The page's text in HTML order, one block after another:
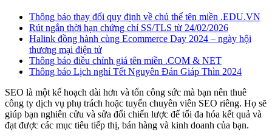
Thông báo thay đổi quy định về chủ thể tên miền .EDU.VN
Rút ngắn thời hạn chứng chỉ SS/TLS từ 24/02/2026
Halink đồng hành cùng Ecommerce Day 2024 – ngày hội
thương mại điện tử
Thông báo điều chỉnh giá tên miền .COM & NET
Thông báo Lịch nghỉ Tết Nguyên Đán Giáp Thìn 2024
SEO là một kế hoạch dài hơn và tốn công sức mà bạn nên thuê
công ty dịch vụ phụ trách hoặc tuyển chuyên viên SEO riêng. Họ sẽ
giúp bạn nghiên cửu và sửa đổi chiến lược để tối đa hóa kết quả và
đạt được các mục tiêu tiếp thị, bán hàng và kinh doanh của bạn.